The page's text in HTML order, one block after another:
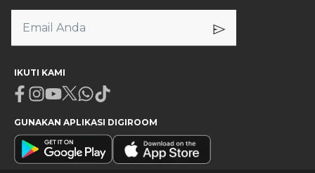
IKUTI KAMI
Facebook
Instagram
Youtube
X Whatsapp
Tiktok
GUNAKAN APLIKASI DIGIROOM